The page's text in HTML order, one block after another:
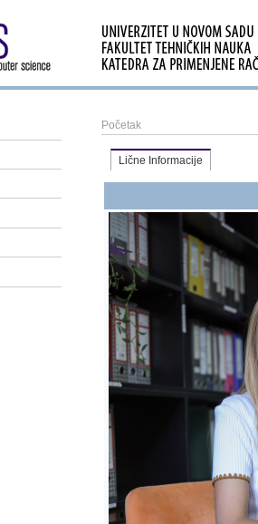
Početak
Lične Informacije